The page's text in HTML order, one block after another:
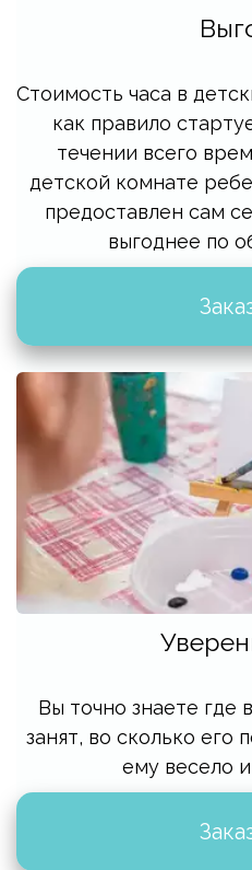
Стоимость часа в
как правило
течении всего
детской комнате
предоставлен сам
выгоднее по
Вы точно знаете где
занят, во сколько его
ему весело